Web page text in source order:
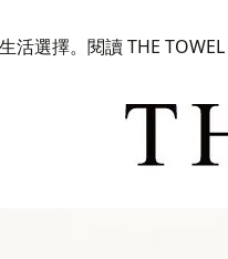
活選擇。閱讀 THE TOWEL